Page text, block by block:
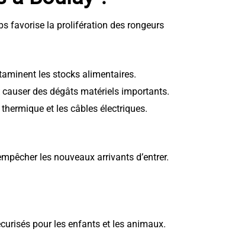
favorise la prolifération des rongeurs
les stocks alimentaires.
des dégâts matériels importants.
et les câbles électriques.
les nouveaux arrivants d’entrer.
pour les enfants et les animaux.